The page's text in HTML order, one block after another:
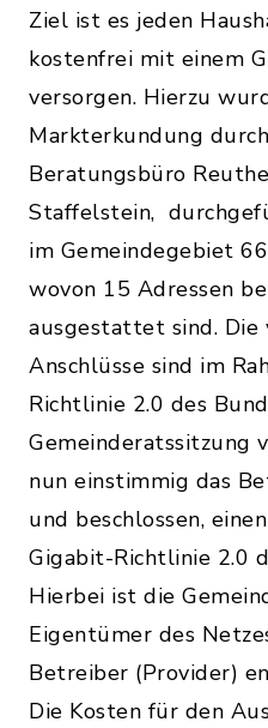
Ziel ist es jeden
kostenfrei mit einem
versorgen. Hierzu
Markterkundung
Beratungsbüro
Staffelstein,
im Gemeindegebiet
wovon 15 Adressen
ausgestattet sind.
Anschlüsse sind im
Richtlinie 2.0 des
Gemeinderatssitzung
nun einstimmig das
und beschlossen,
Gigabit-Richtlinie 2.0
Hierbei ist die
Eigentümer des
Betreiber (Provider)
Die Kosten für den